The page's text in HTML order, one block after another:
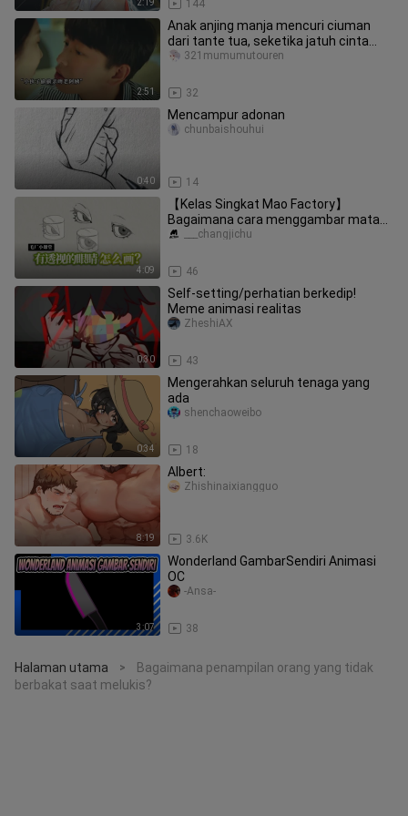
2:19 144
2:51
Anak anjing manja mencuri ciuman
dari tante tua, seketika jatuh cinta
setelahnya
32
321mumumutouren
0:40
Mencampur adonan
14
chunbaishouhui
4:09
【Kelas Singkat Mao Factory】
Bagaimana cara menggambar mata
yang tembus pandang?
46
___changjichu
0:30
Self-setting/perhatian berkedip!
Meme animasi realitas
43
ZheshiAX
0:34
Mengerahkan seluruh tenaga yang
ada
18
shenchaoweibo
8:19
Albert:
3.6K
Zhishinaixiangguo
3:07
Wonderland GambarSendiri Animasi
OC
38
-Ansa-
Halaman utama >
Bagaimana penampilan orang yang tidak
berbakat saat melukis?